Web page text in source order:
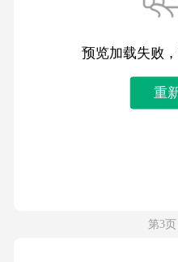
预览加载失败
重
第3